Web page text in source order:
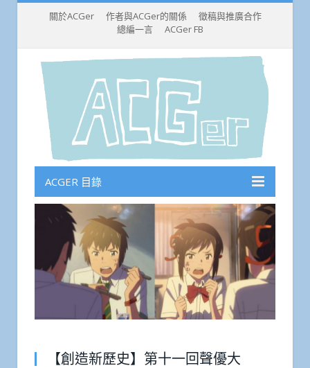
關於ACGer 作者與ACGer的關係
徵稿與推廣合作
總編一言
ACGer FB
ACGER 目錄
【創造新歷史】第十一回聲優大